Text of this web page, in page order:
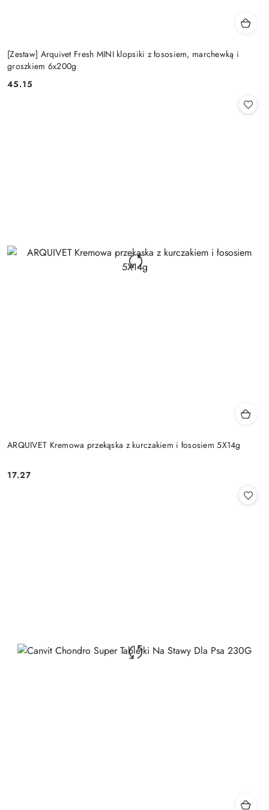
[Zestaw] Arquivet Fresh MINI klopsiki z łososiem, marchewką i
groszkiem 6x200g
Cena:
45.15
ARQUIVET Kremowa przekąska z kurczakiem i łososiem 5X14g
Cena:
17.27